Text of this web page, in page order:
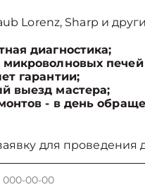
Lorenz, Sharp и
диагностика;
печей
гарантии;
выезд мастера;
- в день
для проведения